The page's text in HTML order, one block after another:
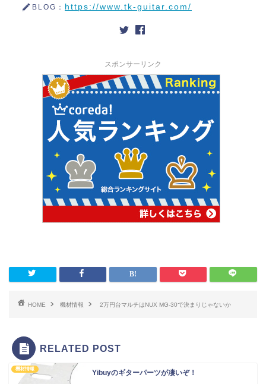
BLOG： https://www.tk-guitar.com/
スポンサーリンク
HOME 機材情報 2万円台マルチはNUX MG-30で決まりじゃないか
RELATED POST
機材情報 Yibuyのギターパーツが凄いぞ！